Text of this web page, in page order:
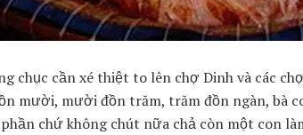
chục cần xé thiệt to lên chợ Dinh và các
mười, mười đồn trăm, trăm đồn ngàn, bà
chứ không chút nữa chả còn một con